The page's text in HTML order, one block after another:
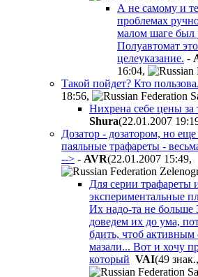
А не самому и
проблемах
малом шаге был
Полуавтомат
целеуказание. -
16:04,
Такой пойдет? Кто
18:56,
Нихрена себе цены
Shura(22.01.2007
Дозатор - дозатором, но
паяльные трафареты -
--> - AVR(22.01.2007 15:49,
Для серии трафареты
экспериментальные
Их надо-та не больше
доведем их до ума,
бдить, чтоб
мазали... Вот и хочу
который VAI(49